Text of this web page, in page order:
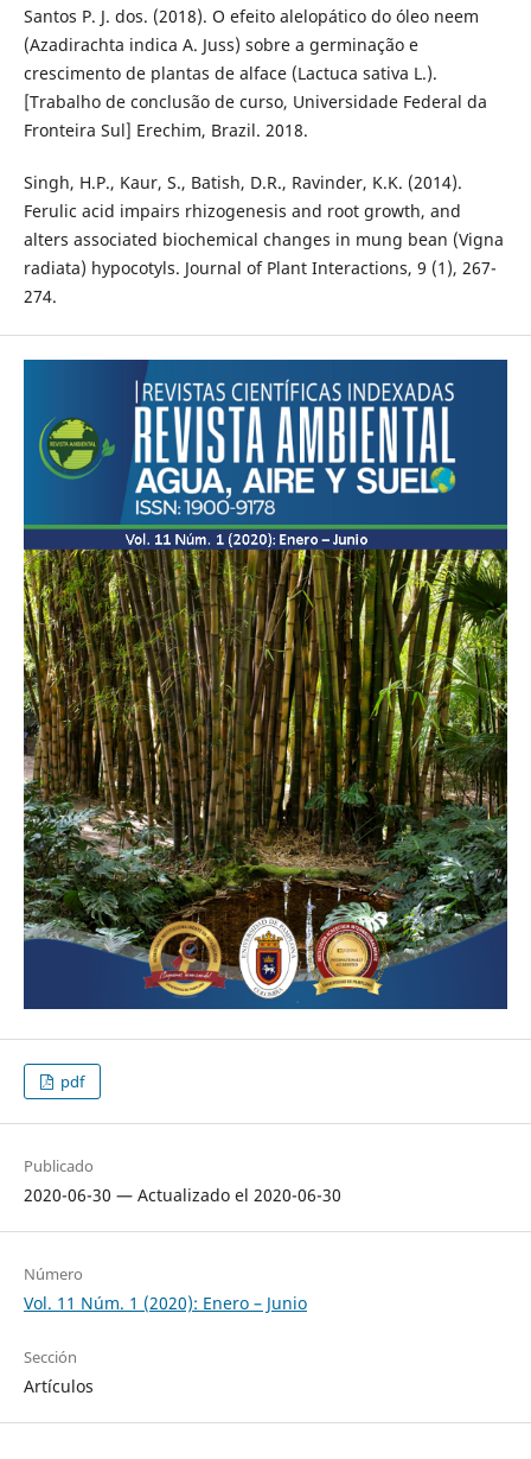
Santos P. J. dos. (2018). O efeito alelopático do óleo neem
(Azadirachta indica A. Juss) sobre a germinação e
crescimento de plantas de alface (Lactuca sativa L.).
[Trabalho de conclusão de curso, Universidade Federal da
Fronteira Sul] Erechim, Brazil. 2018.
Singh, H.P., Kaur, S., Batish, D.R., Ravinder, K.K. (2014).
Ferulic acid impairs rhizogenesis and root growth, and
alters associated biochemical changes in mung bean (Vigna
radiata) hypocotyls. Journal of Plant Interactions, 9 (1), 267-
274.
pdf
Publicado
2020-06-30 — Actualizado el 2020-06-30
Número
Vol. 11 Núm. 1 (2020): Enero – Junio
Sección
Artículos